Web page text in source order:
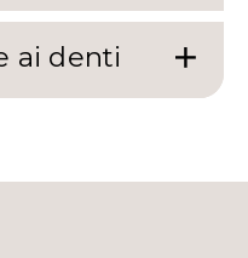
ai denti